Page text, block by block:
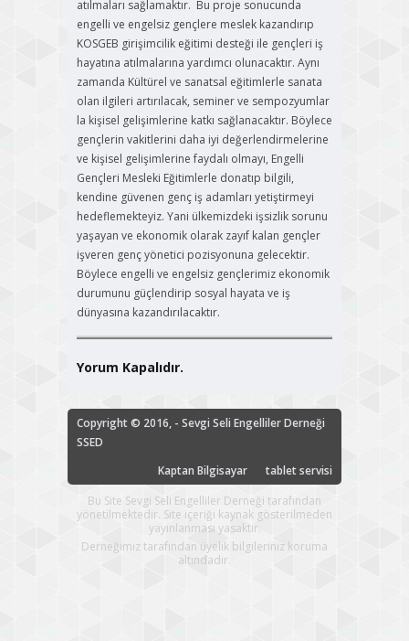
atılmaları sağlamaktır. Bu proje sonucunda
engelli ve engelsiz gençlere meslek kazandırıp
KOSGEB girişimcilik eğitimi desteği ile gençleri iş
hayatına atılmalarına yardımcı olunacaktır. Aynı
zamanda Kültürel ve sanatsal eğitimlerle sanata
olan ilgileri artırılacak, seminer ve sempozyumlar
la kişisel gelişimlerine katkı sağlanacaktır. Böylece
gençlerin vakitlerini daha iyi değerlendirmelerine
ve kişisel gelişimlerine faydalı olmayı, Engelli
Gençleri Mesleki Eğitimlerle donatıp bilgili,
kendine güvenen genç iş adamları yetiştirmeyi
hedeflemekteyiz. Yani ülkemizdeki işsizlik sorunu
yaşayan ve ekonomik olarak zayıf kalan gençler
işveren genç yönetici pozisyonuna gelecektir.
Böylece engelli ve engelsiz gençlerimiz ekonomik
durumunu güçlendirip sosyal hayata ve iş
dünyasına kazandırılacaktır.
Yorum Kapalıdır.
Copyright © 2016, - Sevgi Seli Engelliler Derneği
SSED
Kaptan Bilgisayar
tablet servisi
Bu Site Sevgi Seli Engelliler Derneği tarafından
yönetilmektedir. Site içeriği kaynak gösterilmeden
yayınlanması yasaktır.
Derneğimiz tarafından üyelik bilgileriniz koruma
altındadır.